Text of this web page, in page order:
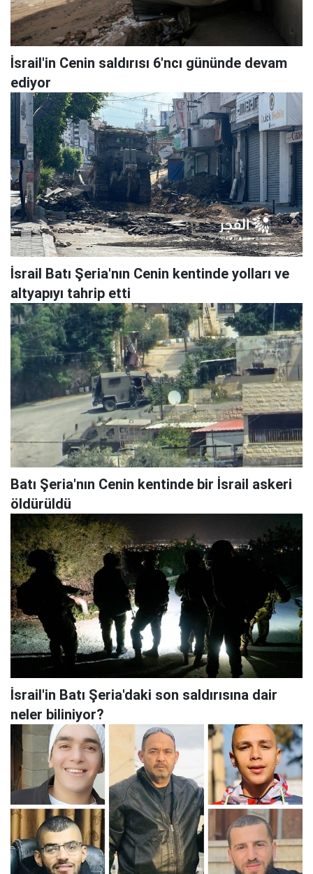
İsrail'in Cenin saldırısı 6'ncı gününde devam
ediyor
İsrail Batı Şeria'nın Cenin kentinde yolları ve
altyapıyı tahrip etti
Batı Şeria'nın Cenin kentinde bir İsrail askeri
öldürüldü
İsrail'in Batı Şeria'daki son saldırısına dair
neler biliniyor?